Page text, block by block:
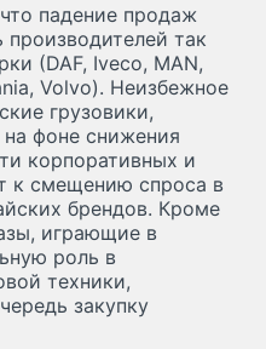
падение продаж
так
(DAF, Iveco, MAN,
Volvo). Неизбежное
грузовики,
на фоне снижения
корпоративных и
к смещению спроса в
брендов. Кроме
играющие в
роль в
техники,
закупку